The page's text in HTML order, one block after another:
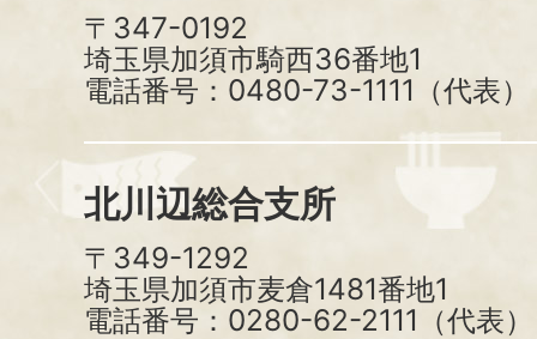
〒347-0192
埼玉県加須市騎西36番地1
電話番号：0480-73-1111（代表）
北川辺総合支所
〒349-1292
埼玉県加須市麦倉1481番地1
電話番号：0280-62-2111（代表）